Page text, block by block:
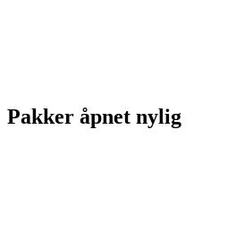
Pakker åpnet nylig